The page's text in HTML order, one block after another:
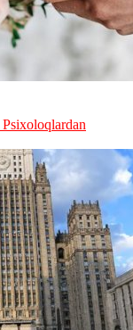
Psixoloqlardan